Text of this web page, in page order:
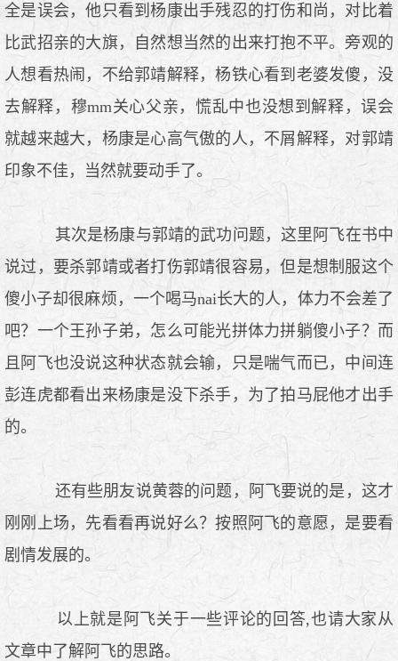
全是误会，他只看到杨康出手残忍的打伤和尚，对比着
比武招亲的大旗，自然想当然的出来打抱不平。旁观的
人想看热闹，不给郭靖解释，杨铁心看到老婆发傻，没
去解释，穆mm关心父亲，慌乱中也没想到解释，误会
就越来越大，杨康是心高气傲的人，不屑解释，对郭靖
印象不佳，当然就要动手了。
其次是杨康与郭靖的武功问题，这里阿飞在书中
说过，要杀郭靖或者打伤郭靖很容易，但是想制服这个
傻小子却很麻烦，一个喝马nai长大的人，体力不会差了
吧？一个王孙子弟，怎么可能光拼体力拼躺傻小子？而
且阿飞也没说这种状态就会输，只是喘气而已，中间连
彭连虎都看出来杨康是没下杀手，为了拍马屁他才出手
的。
还有些朋友说黄蓉的问题，阿飞要说的是，这才
刚刚上场，先看看再说好么？按照阿飞的意愿，是要看
剧情发展的。
以上就是阿飞关于一些评论的回答,也请大家从
文章中了解阿飞的思路。